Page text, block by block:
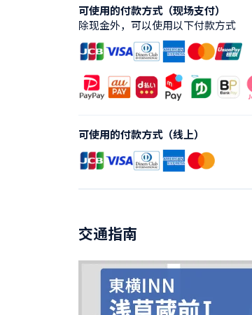
可使用的付款方式（现场支付）
除现金外，可以使用以下付款方式
可使用的付款方式（线上）
交通指南